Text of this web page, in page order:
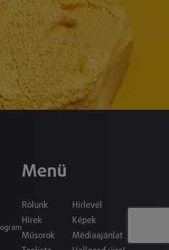
Menü
Rólunk
Hírek
Műsorok
Hírlevél
Képek
Médiaajánlat